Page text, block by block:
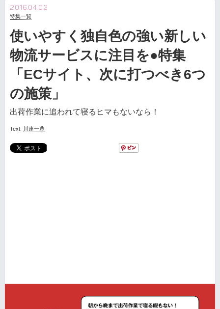
2016.04.02
特集一覧
使いやすく独自色の強い新しい
物流サービスに注目を●特集
「ECサイト、次に打つべき6つ
の施策」
出荷作業に追われて寝るヒマもないなら！
Text: 川連一豊